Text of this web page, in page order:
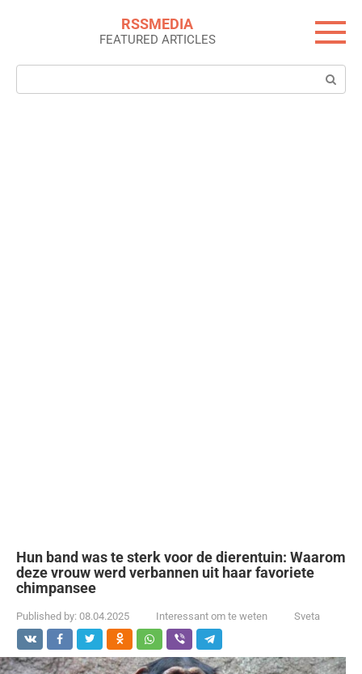
RSSMEDIA
FEATURED ARTICLES
Search:
Hun band was te sterk voor de dierentuin: Waarom
deze vrouw werd verbannen uit haar favoriete
chimpansee
Published by: 08.04.2025 Interessant om te weten Sveta